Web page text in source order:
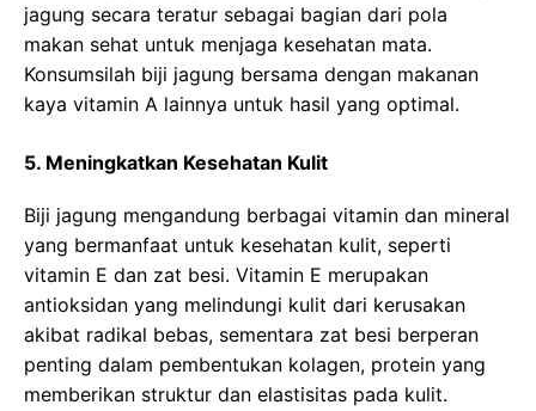
jagung secara teratur sebagai bagian dari pola
makan sehat untuk menjaga kesehatan mata.
Konsumsilah biji jagung bersama dengan makanan
kaya vitamin A lainnya untuk hasil yang optimal.
5. Meningkatkan Kesehatan Kulit
Biji jagung mengandung berbagai vitamin dan mineral
yang bermanfaat untuk kesehatan kulit, seperti
vitamin E dan zat besi. Vitamin E merupakan
antioksidan yang melindungi kulit dari kerusakan
akibat radikal bebas, sementara zat besi berperan
penting dalam pembentukan kolagen, protein yang
memberikan struktur dan elastisitas pada kulit.